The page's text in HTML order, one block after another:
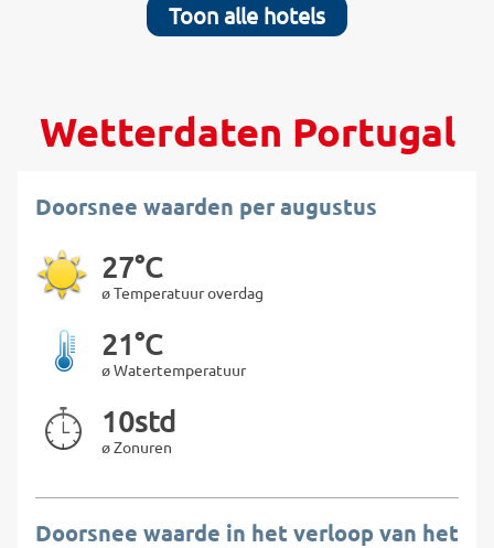
Toon alle hotels
Wetterdaten Portugal
Doorsnee waarden per augustus
27°C
ø Temperatuur overdag
21°C
ø Watertemperatuur
10std
ø Zonuren
Doorsnee waarde in het verloop van het